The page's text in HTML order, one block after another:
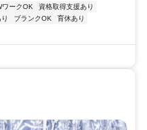
ワークOK
資格取得支援あり
ブランクOK
育休あり